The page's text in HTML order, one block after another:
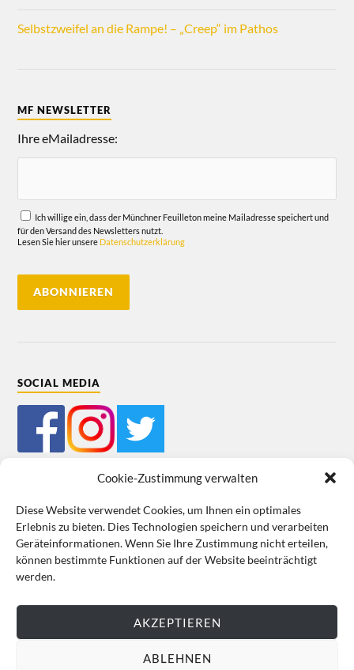
Cookie-Zustimmung verwalten
Diese Website verwendet Cookies, um Ihnen ein optimales
Erlebnis zu bieten. Dies Technologien speichern und verarbeiten
Geräteinformationen. Wenn Sie Ihre Zustimmung nicht erteilen,
können bestimmte Funktionen auf der Website beeinträchtigt
werden.
AKZEPTIEREN
ABLEHNEN
Selbstzweifel an die Rampe! – „Creep“ im Pathos
MF NEWSLETTER
Ihre eMailadresse:
Ich willige ein, dass der Münchner Feuilleton meine Mailadresse speichert und
für den Versand des Newsletters nutzt.
Lesen Sie hier unsere Datenschutzerklärung
SOCIAL MEDIA
Mein Bestellkonto Kundeninformationen Datenschutz
Cookie-Richtlinie (EU) Impressum
VERTRAG WIDERRUFEN